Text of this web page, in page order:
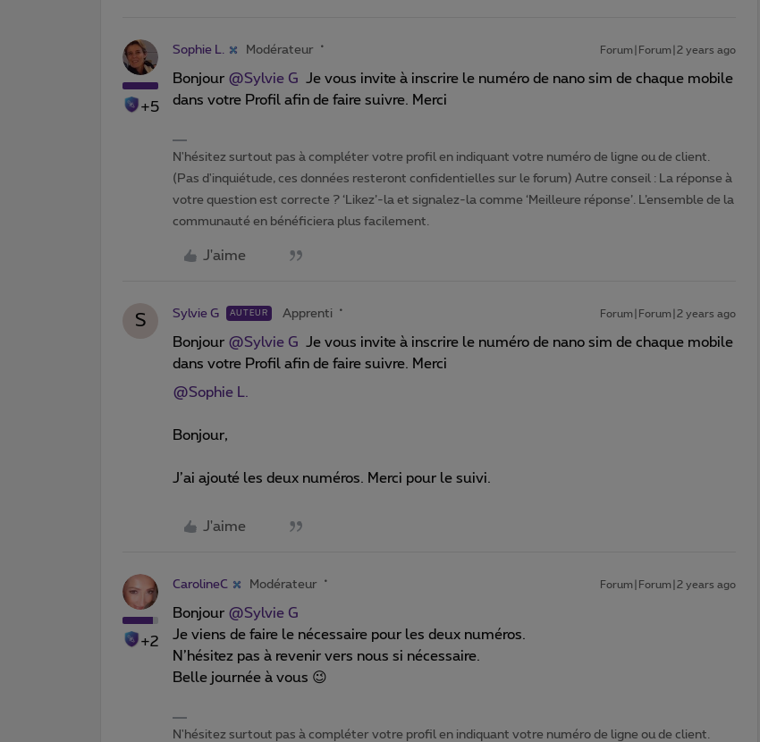
+5
Sophie L. Modérateur Forum|Forum|2 years ago
Bonjour @Sylvie G Je vous invite à inscrire le numéro de nano sim de chaque mobile
dans votre Profil afin de faire suivre. Merci
N'hésitez surtout pas à compléter votre profil en indiquant votre numéro de ligne ou de client.
(Pas d'inquiétude, ces données resteront confidentielles sur le forum) Autre conseil : La réponse à
votre question est correcte ? ‘Likez’-la et signalez-la comme ‘Meilleure réponse’. L’ensemble de la
communauté en bénéficiera plus facilement.
J'aime
S Sylvie G AUTEUR Apprenti Forum|Forum|2 years ago
Bonjour @Sylvie G Je vous invite à inscrire le numéro de nano sim de chaque mobile
dans votre Profil afin de faire suivre. Merci
@Sophie L.
Bonjour,
J’ai ajouté les deux numéros. Merci pour le suivi.
J'aime
+2
CarolineC Modérateur Forum|Forum|2 years ago
Bonjour @Sylvie G
Je viens de faire le nécessaire pour les deux numéros.
N’hésitez pas à revenir vers nous si nécessaire.
Belle journée à vous 😉
N'hésitez surtout pas à compléter votre profil en indiquant votre numéro de ligne ou de client.